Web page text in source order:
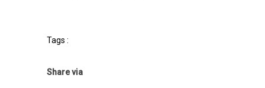
Tags :
Share via